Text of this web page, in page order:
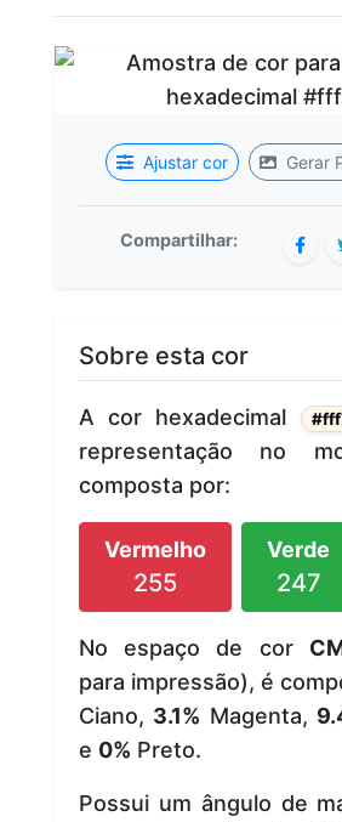
Ajustar cor Gerar
Compartilhar:
Sobre esta cor
A cor hexadecimal
representação no
composta por:
Vermelho
255
Verde
247
No espaço de cor
para impressão), é
Ciano, 3.1% Magenta,
e 0% Preto.
Possui um ângulo de